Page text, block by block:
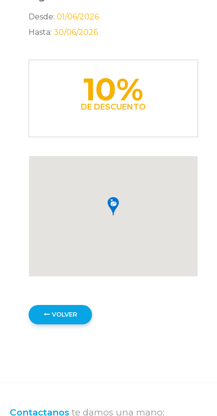
Desde:01/06/2026
Hasta:30/06/2026
10%
DE DESCUENTO
VOLVER
Contactanos te damos una mano: